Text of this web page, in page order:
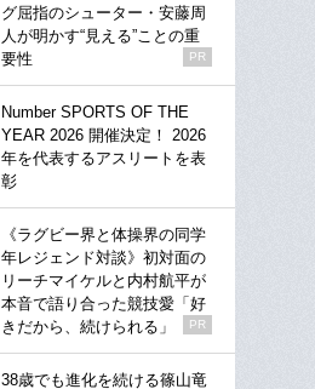
グ屈指のシューター・安藤周
人が明かす“見える”ことの重
要性
PR
Number SPORTS OF THE
YEAR 2026 開催決定！ 2026
年を代表するアスリートを表
彰
《ラグビー界と体操界の同学
年レジェンド対談》初対面の
リーチマイケルと内村航平が
本音で語り合った競技愛「好
きだから、続けられる」
PR
38歳でも進化を続ける篠山竜